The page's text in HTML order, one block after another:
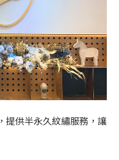
提供半永久紋繡服務，讓